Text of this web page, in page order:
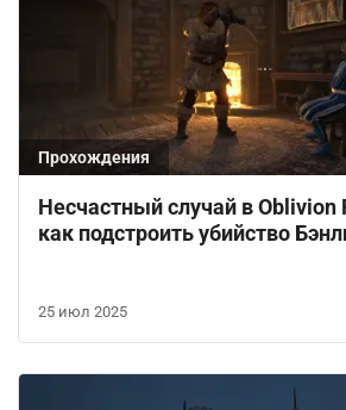
Прохождения
Несчастный случай в Oblivion
как подстроить убийство
25 июл 2025